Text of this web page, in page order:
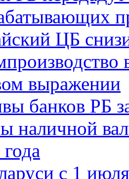
ЦБ
выражении
банков РБ
наличной
с 1